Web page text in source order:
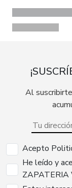
Al
Acepto
He leído y
ZAPATERIA